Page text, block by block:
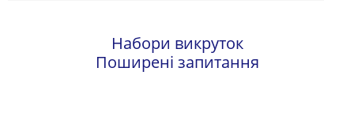
Набори викруток
Поширені запитання